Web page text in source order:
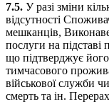
7.5. У разі зміни
відсутності
мешканців,
послуги на
що підтверджує
тимчасового
військової служби
смерть та ін.